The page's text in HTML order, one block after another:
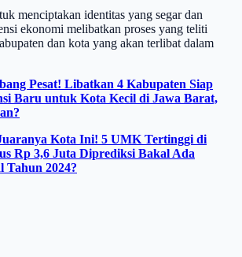
menciptakan identitas yang segar dan
ekonomi melibatkan proses yang teliti
dan kota yang akan terlibat dalam
Pesat! Libatkan 4 Kabupaten Siap
Baru untuk Kota Kecil di Jawa Barat,
Kota Ini! 5 UMK Tertinggi di
Rp 3,6 Juta Diprediksi Bakal Ada
Tahun 2024?